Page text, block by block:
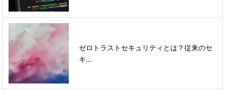
ゼロトラストセキュリティとは？従来のセ
キ...